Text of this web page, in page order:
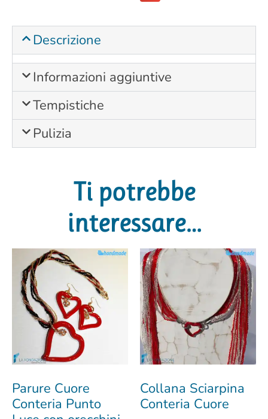
Descrizione
Informazioni aggiuntive
Tempistiche
Pulizia
Ti potrebbe
interessare…
Parure Cuore
Conteria Punto
Collana Sciarpina
Conteria Cuore